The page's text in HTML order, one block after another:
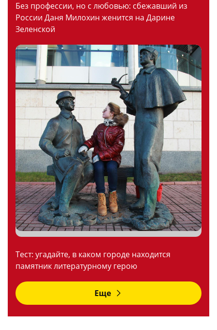
Без профессии, но с любовью: сбежавший из
России Даня Милохин женится на Дарине
Зеленской
Тест: угадайте, в каком городе находится
памятник литературному герою
Еще